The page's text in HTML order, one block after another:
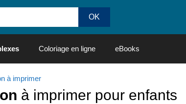
Coloriage en ligne eBooks
à imprimer
à imprimer pour enfants